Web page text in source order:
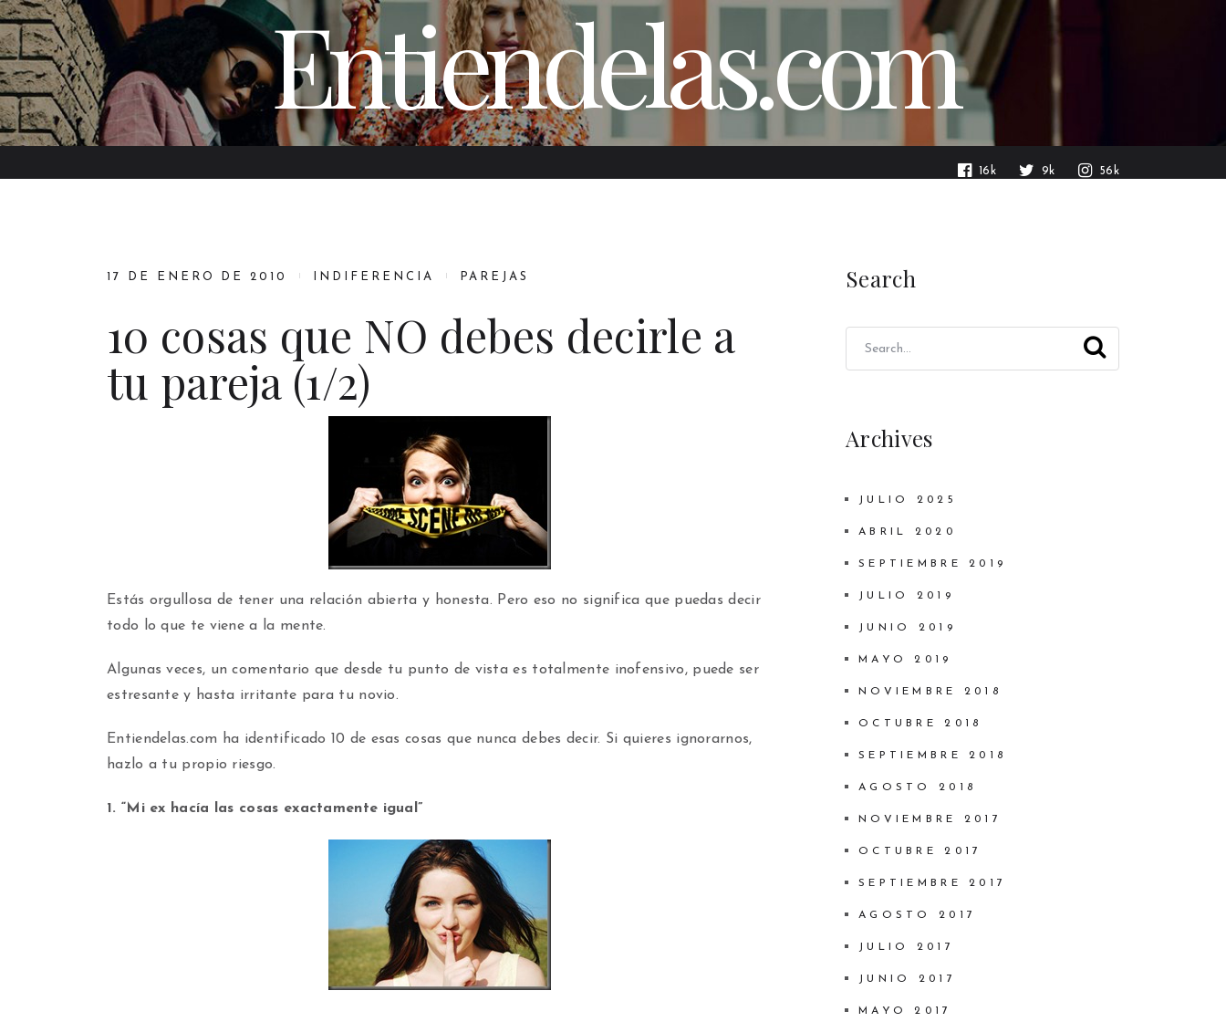
Entiendelas.com
16k 9k 56k
17 DE ENERO DE 2010 INDIFERENCIA PAREJAS
10 cosas que NO debes decirle a
tu pareja (1/2)
Estás orgullosa de tener una relación abierta y honesta. Pero eso no significa que puedas decir
todo lo que te viene a la mente.
Algunas veces, un comentario que desde tu punto de vista es totalmente inofensivo, puede ser
estresante y hasta irritante para tu novio.
Entiendelas.com ha identificado 10 de esas cosas que nunca debes decir. Si quieres ignorarnos,
hazlo a tu propio riesgo.
1. “Mi ex hacía las cosas exactamente igual”
Search
Archives
JULIO 2025
ABRIL 2020
SEPTIEMBRE 2019
JULIO 2019
JUNIO 2019
MAYO 2019
NOVIEMBRE 2018
OCTUBRE 2018
SEPTIEMBRE 2018
AGOSTO 2018
NOVIEMBRE 2017
OCTUBRE 2017
SEPTIEMBRE 2017
AGOSTO 2017
JULIO 2017
JUNIO 2017
MAYO 2017